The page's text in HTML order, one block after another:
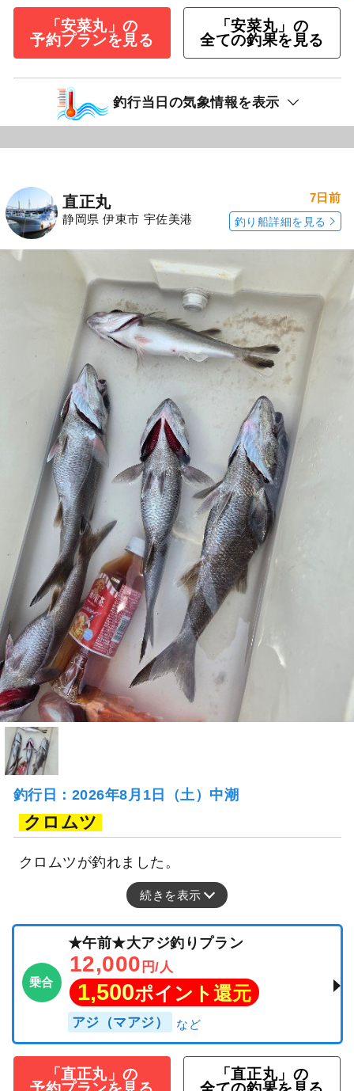
「安菜丸」の
予約プランを見る
「安菜丸」の
全ての釣果を見る
釣行当日の気象情報を表示
直正丸
静岡県 伊東市 宇佐美港
7日前
釣り船詳細を見る
釣行日：2026年8月1日（土）中潮
クロムツ
クロムツが釣れました。
続きを表示
乗合
★午前★大アジ釣りプラン
12,000 円/人
1,500ポイント還元
アジ（マアジ）
「直正丸」の
「直正丸」の